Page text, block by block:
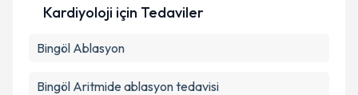
hazırlandığında e-posta ile bilgilendireceğiz.
E-posta Adresiniz
Kardiyoloji için Tedaviler
Bingöl Ablasyon
Bingöl Aritmide ablasyon tedavisi